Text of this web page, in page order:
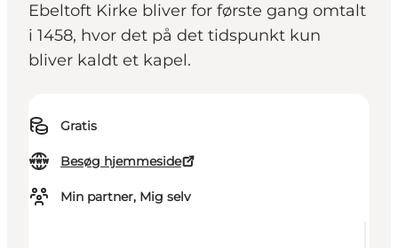
Ebeltoft Kirke bliver for første gang omtalt
i 1458, hvor det på det tidspunkt kun
bliver kaldt et kapel.
Gratis
Besøg hjemmeside
Min partner, Mig selv